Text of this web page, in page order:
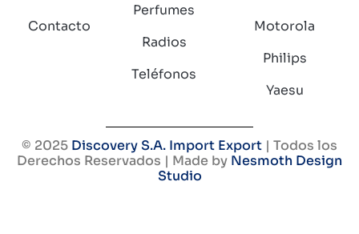
Contacto
Perfumes
Radios
Teléfonos
Motorola
Philips
Yaesu
© 2025 Discovery S.A. Import Export | Todos los
Derechos Reservados | Made by Nesmoth Design
Studio